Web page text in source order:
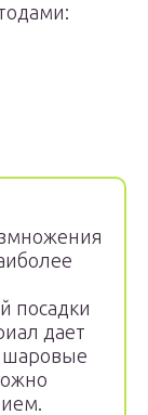
посадки
дает
шаровые